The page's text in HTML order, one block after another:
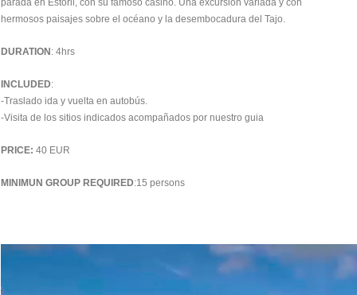
parada en Estoril, con su famoso casino. Una excursión variada y con
hermosos paisajes sobre el océano y la desembocadura del Tajo.
DURATION : 4hrs
INCLUDED:
-Traslado ida y vuelta en autobús.
-Visita de los sitios indicados acompañados por nuestro guia
PRICE: 40 EUR
MINIMUN GROUP REQUIRED:15 persons